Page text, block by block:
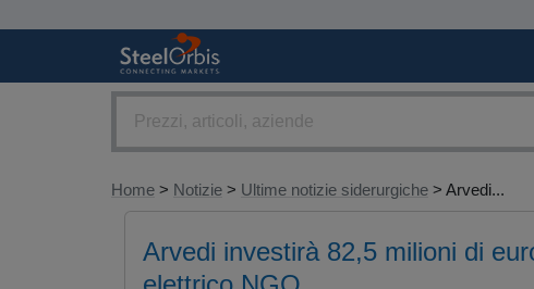
Home > Notizie > Ultime notizie siderurgiche > Arvedi...
Arvedi investirà 82,5 milioni di